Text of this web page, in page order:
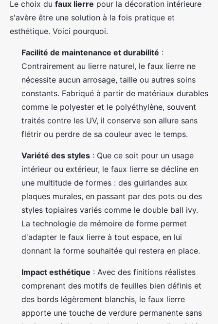
Le choix du faux lierre pour la décoration intérieure
s'avère être une solution à la fois pratique et
esthétique. Voici pourquoi.
Facilité de maintenance et durabilité :
Contrairement au lierre naturel, le faux lierre ne
nécessite aucun arrosage, taille ou autres soins
constants. Fabriqué à partir de matériaux durables
comme le polyester et le polyéthylène, souvent
traités contre les UV, il conserve son allure sans
flétrir ou perdre de sa couleur avec le temps.
Variété des styles : Que ce soit pour un usage
intérieur ou extérieur, le faux lierre se décline en
une multitude de formes : des guirlandes aux
plaques murales, en passant par des pots ou des
styles topiaires variés comme le double ball ivy.
La technologie de mémoire de forme permet
d'adapter le faux lierre à tout espace, en lui
donnant la forme souhaitée qui restera en place.
Impact esthétique : Avec des finitions réalistes
comprenant des motifs de feuilles bien définis et
des bords légèrement blanchis, le faux lierre
apporte une touche de verdure permanente sans